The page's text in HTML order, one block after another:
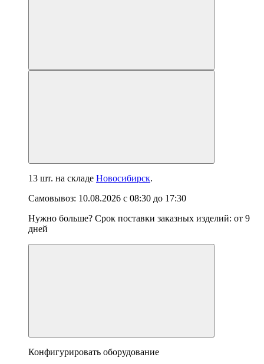
13 шт. на складе Новосибирск.
Самовывоз: 10.08.2026 с 08:30 до 17:30
Нужно больше? Срок поставки заказных изделий: от 9
дней
Конфигурировать оборудование